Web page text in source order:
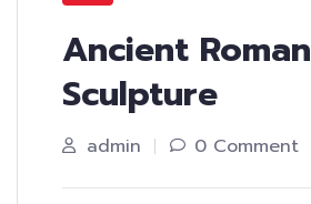
Ancient Roman
Sculpture
admin 0 Comment